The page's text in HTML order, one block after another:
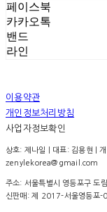
페이스북
카카오톡
밴드
라인
이용약관
개인정보처리방침
사업자정보확인
상호: 제나일 | 대표: 김용현 |
zenylekorea@gmail.com
주소: 서울특별시 영등포구 도
신판매:제 2017-서울영등포-